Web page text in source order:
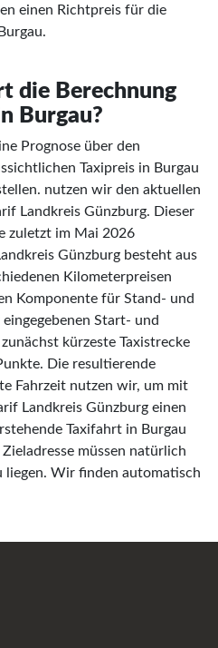
einen Richtpreis für die
die Berechnung
Burgau?
Prognose über den
Taxipreis in Burgau
nutzen wir den aktuellen
Landkreis Günzburg. Dieser
zuletzt im Mai 2026
Günzburg besteht aus
Kilometerpreisen
Komponente für Stand- und
Start- und
kürzeste Taxistrecke
Die resultierende
Fahrzeit nutzen wir, um mit
Landkreis Günzburg einen
Taxifahrt in Burgau
müssen natürlich
liegen. Wir finden automatisch